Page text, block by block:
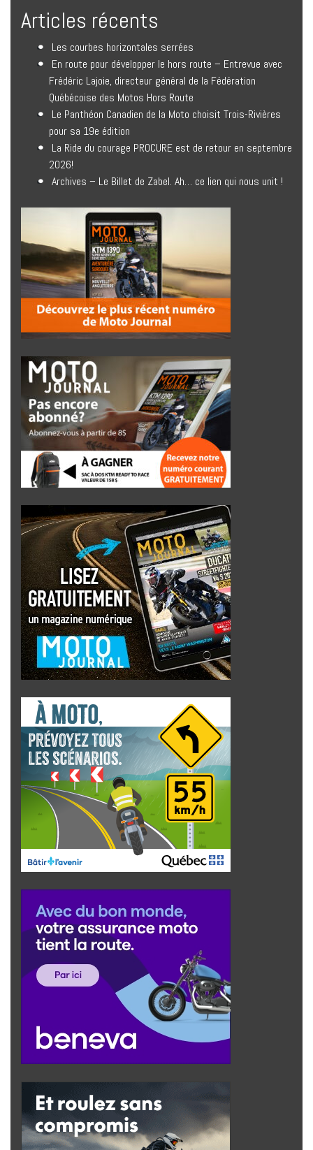
Articles récents
Les courbes horizontales serrées
En route pour développer le hors route – Entrevue avec
Frédéric Lajoie, directeur général de la Fédération
Québécoise des Motos Hors Route
Le Panthéon Canadien de la Moto choisit Trois-Rivières
pour sa 19e édition
La Ride du courage PROCURE est de retour en septembre
2026!
Archives – Le Billet de Zabel. Ah… ce lien qui nous unit !